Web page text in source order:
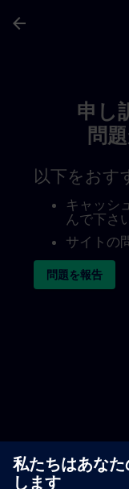
arrow_back
申し
問
以下をおす
キャッシ
んで下さ
サイトの
問題を報告